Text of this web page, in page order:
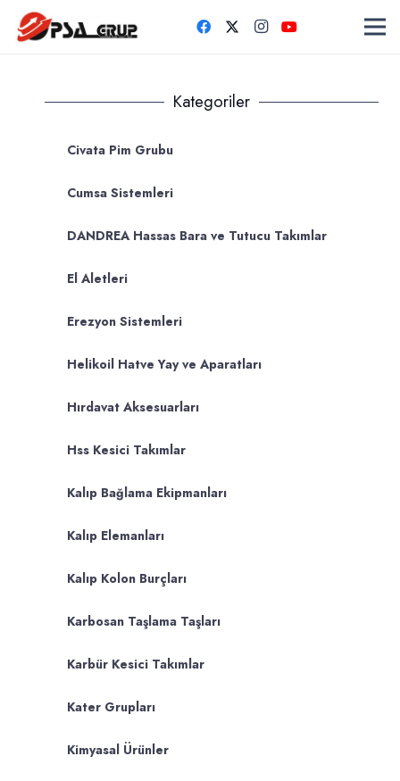
Kategoriler
Civata Pim Grubu
Cumsa Sistemleri
DANDREA Hassas Bara ve Tutucu Takımlar
El Aletleri
Erezyon Sistemleri
Helikoil Hatve Yay ve Aparatları
Hırdavat Aksesuarları
Hss Kesici Takımlar
Kalıp Bağlama Ekipmanları
Kalıp Elemanları
Kalıp Kolon Burçları
Karbosan Taşlama Taşları
Karbür Kesici Takımlar
Kater Grupları
Kimyasal Ürünler